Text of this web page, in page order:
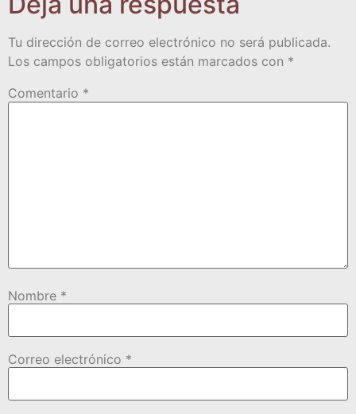
Tu dirección de correo electrónico no será publicada.
Los campos obligatorios están marcados con *
Comentario *
Nombre *
Correo electrónico *